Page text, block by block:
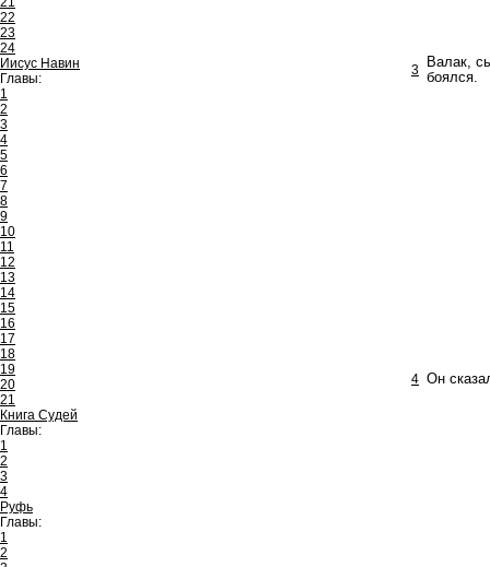
22
23
24
Иисус Навин
Главы:
1
2
3
4
5
6
7
8
9
10
11
12
13
14
15
16
17
18
19
20
21
Книга Судей
Главы:
1
2
3
4
Руфь
Главы:
1
2
3
Валак,
боялся.
4 Он